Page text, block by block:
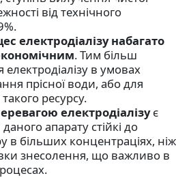
від технічного
електродіалізу набагато
.Тим більш
в умовах
прісної води, або для
ресурсу.
електродіалізує
апарату стійкі до
в більших концентраціях, ніж
знесолення, що важливо в